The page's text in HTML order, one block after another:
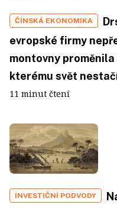
ČÍNSKÁ EKONOMIKA
evropské firmy
montovny
kterému svět
11 minut čtení
INVESTIČNÍ PODVODY